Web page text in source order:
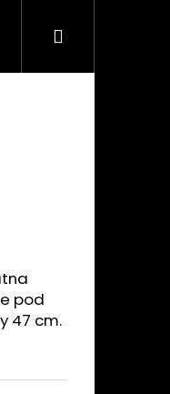
SE SEDLEM A KAPSAMI
Nákupní
pod
47 cm.